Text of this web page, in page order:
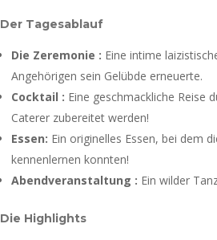
Der Tagesablauf
Die Zeremonie : Eine intime
Angehörigen sein Gelübde erneuerte.
Cocktail : Eine geschmackliche Reise
Caterer zubereitet werden!
Essen: Ein originelles Essen, bei dem
kennenlernen konnten!
Abendveranstaltung : Ein wilder
Die Highlights